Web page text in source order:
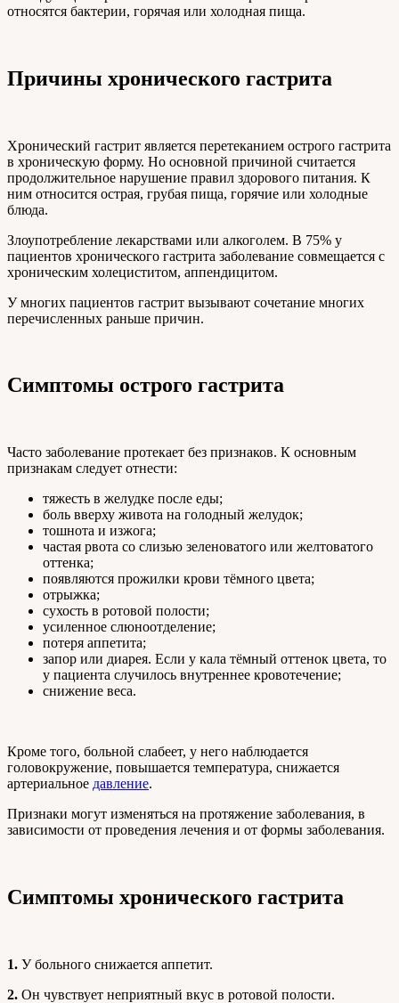
относятся бактерии, горячая или холодная пища.
Причины хронического гастрита
Хронический гастрит является перетеканием острого гастрита
в хроническую форму. Но основной причиной считается
продолжительное нарушение правил здорового питания. К
ним относится острая, грубая пища, горячие или холодные
блюда.
Злоупотребление лекарствами или алкоголем. В 75% у
пациентов хронического гастрита заболевание совмещается с
хроническим холециститом, аппендицитом.
У многих пациентов гастрит вызывают сочетание многих
перечисленных раньше причин.
Симптомы острого гастрита
Часто заболевание протекает без признаков. К основным
признакам следует отнести:
тяжесть в желудке после еды;
боль вверху живота на голодный желудок;
тошнота и изжога;
частая рвота со слизью зеленоватого или желтоватого
оттенка;
появляются прожилки крови тёмного цвета;
отрыжка;
сухость в ротовой полости;
усиленное слюноотделение;
потеря аппетита;
запор или диарея. Если у кала тёмный оттенок цвета, то
у пациента случилось внутреннее кровотечение;
снижение веса.
Кроме того, больной слабеет, у него наблюдается
головокружение, повышается температура, снижается
артериальное давление.
Признаки могут изменяться на протяжение заболевания, в
зависимости от проведения лечения и от формы заболевания.
Симптомы хронического гастрита
1. У больного снижается аппетит.
2. Он чувствует неприятный вкус в ротовой полости.